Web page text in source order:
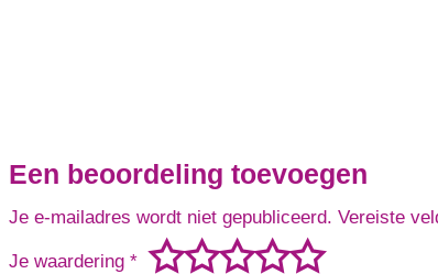
Een beoordeling toevoegen
Je e-mailadres wordt niet gepubliceerd. Vereiste
Je waardering *